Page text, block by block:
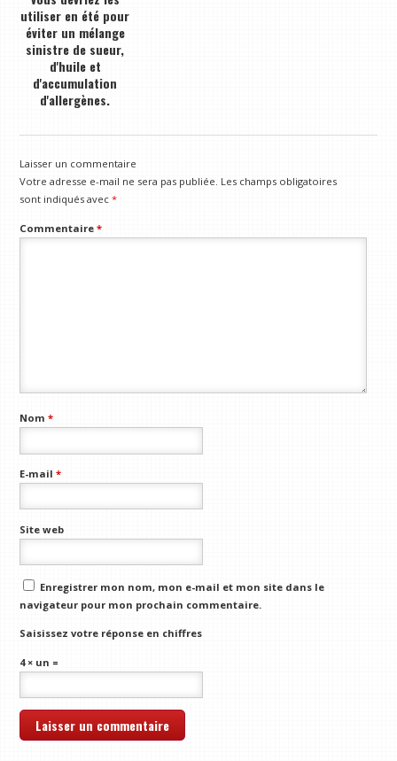
utiliser en été pour
éviter un mélange
sinistre de sueur,
d'huile et
d'accumulation
d'allergènes.
Laisser un commentaire
Votre adresse e-mail ne sera pas publiée. Les champs obligatoires
sont indiqués avec*
Commentaire*
Nom*
E-mail*
Site web
Enregistrer mon nom, mon e-mail et mon site dans le
navigateur pour mon prochain commentaire.
Saisissez votre réponse en chiffres
4 × un =